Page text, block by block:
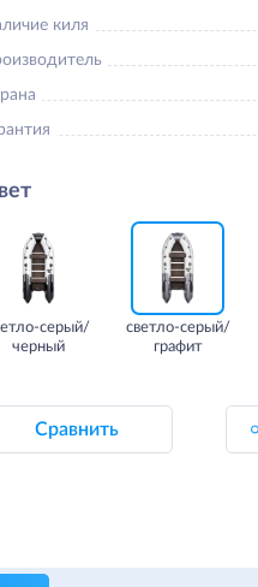
киля
серый/
черный
светло-серый/
графит
Сравнить